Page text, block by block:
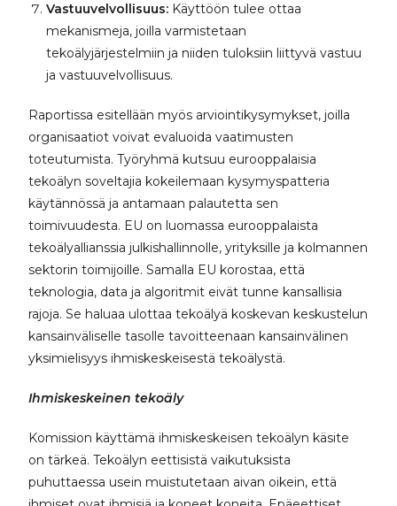
Vastuuvelvollisuus: Käyttöön tulee ottaa
mekanismeja, joilla varmistetaan
tekoälyjärjestelmiin ja niiden tuloksiin liittyvä vastuu
ja vastuuvelvollisuus.
Raportissa esitellään myös arviointikysymykset, joilla
organisaatiot voivat evaluoida vaatimusten
toteutumista. Työryhmä kutsuu eurooppalaisia
tekoälyn soveltajia kokeilemaan kysymyspatteria
käytännössä ja antamaan palautetta sen
toimivuudesta. EU on luomassa eurooppalaista
tekoälyallianssia julkishallinnolle, yrityksille ja kolmannen
sektorin toimijoille. Samalla EU korostaa, että
teknologia, data ja algoritmit eivät tunne kansallisia
rajoja. Se haluaa ulottaa tekoälyä koskevan keskustelun
kansainväliselle tasolle tavoitteenaan kansainvälinen
yksimielisyys ihmiskeskeisestä tekoälystä.
Ihmiskeskeinen tekoäly
Komission käyttämä ihmiskeskeisen tekoälyn käsite
on tärkeä. Tekoälyn eettisistä vaikutuksista
puhuttaessa usein muistutetaan aivan oikein, että